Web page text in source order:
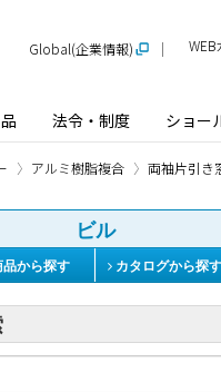
法令・制度 ショー
Global(企業情報)
アルミ樹脂複合 両袖片引き
ビル
品から探す カタログから探す